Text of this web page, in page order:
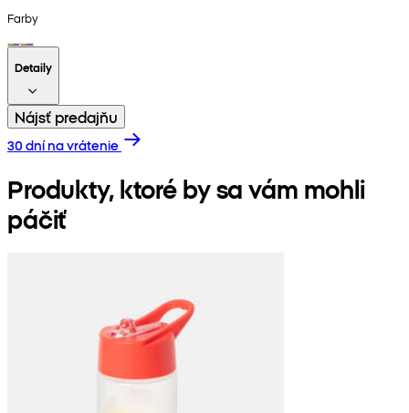
Farby
Detaily
Nájsť predajňu
30 dní na vrátenie
Produkty, ktoré by sa vám mohli
páčiť